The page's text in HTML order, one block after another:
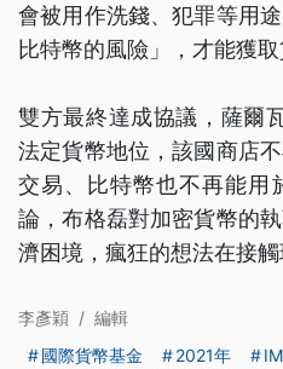
會被用作洗錢、犯罪等用
比特幣的風險」，才能獲取
雙方最終達成協議，薩爾
法定貨幣地位，該國商店
交易、比特幣也不再能用
論，布格磊對加密貨幣的
濟困境，瘋狂的想法在接觸
李彥穎 / 編輯
國際貨幣基金
2021年